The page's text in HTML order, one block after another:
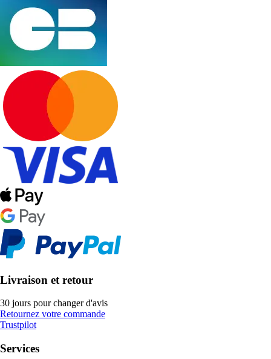
Livraison et retour
30 jours pour changer d'avis
Retournez votre commande
Trustpilot
Services